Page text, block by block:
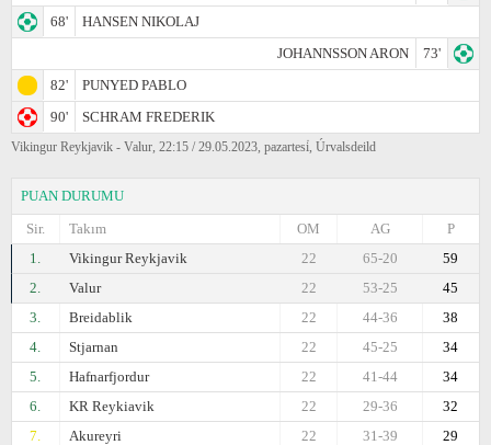
68'
HANSEN NIKOLAJ
JOHANNSSON ARON
73'
82'
PUNYED PABLO
90'
SCHRAM FREDERIK
Vikingur Reykjavik - Valur, 22:15 / 29.05.2023, pazartesi̇, Úrvalsdeild
PUAN DURUMU
Sir.
Takım P
AG
OM
1.
Vikingur Reykjavik 59
65-20
22
2.
Valur 45
53-25
22
3.
Breidablik 38
44-36
22
4.
Stjarnan 34
45-25
22
5.
Hafnarfjordur 34
41-44
22
6.
KR Reykiavik 32
29-36
22
7.
Akureyri 29
31-39
22